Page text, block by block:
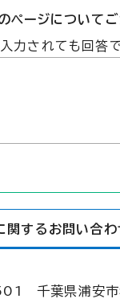
ページについて
入力されても回答
関する お問い合わ
千葉県浦安市猫